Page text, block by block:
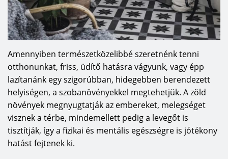
Amennyiben természetközelibbé szeretnénk tenni
otthonunkat, friss, üdítő hatásra vágyunk, vagy épp
lazítanánk egy szigorúbban, hidegebben berendezett
helyiségen, a szobanövényekkel megtehetjük. A zöld
növények megnyugtatják az embereket, melegséget
visznek a térbe, mindemellett pedig a levegőt is
tisztítják, így a fizikai és mentális egészségre is jótékony
hatást fejtenek ki.